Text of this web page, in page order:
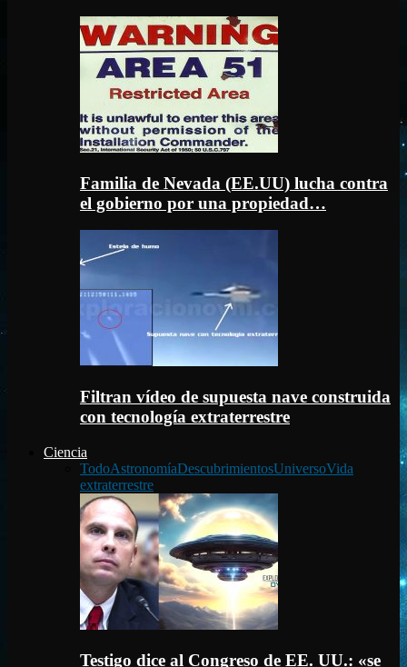
Familia de Nevada (EE.UU) lucha contra
el gobierno por una propiedad…
Filtran vídeo de supuesta nave construida
con tecnología extraterrestre
Ciencia
TodoAstronomíaDescubrimientosUniversoVida
extraterrestre
Testigo dice al Congreso de EE. UU.: «se